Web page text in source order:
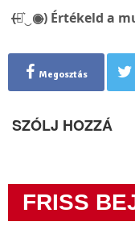
(̶◉͛‿◉̶) Értékeld a
Megosztás
SZÓLJ HOZZÁ
FRISS